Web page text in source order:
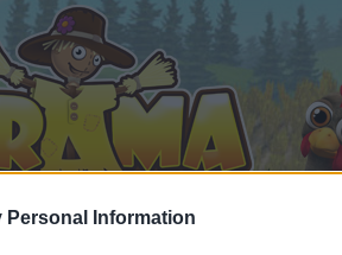
Personal Information